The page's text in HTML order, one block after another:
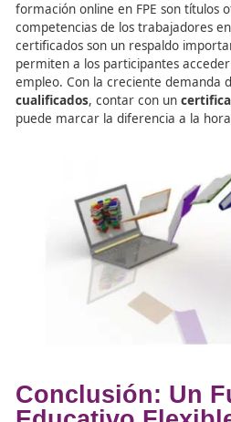
flexibilidad, ya que los
contenidos cuando más les
compatibilidad con otras
responsabilidades familiares.
permite a los participantes
aprovechar las tecnologías
Certificados de
Abierta al
certificados de
formación online en FPE son
certificados son un respaldo
permiten a los participantes